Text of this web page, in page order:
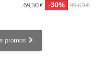
69,30 €
-30% 99,00 €
promos